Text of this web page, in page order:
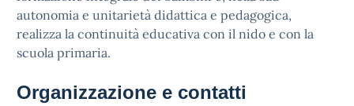
autonomia e unitarietà didattica e pedagogica,
realizza la continuità educativa con il nido e con la
scuola primaria.
Organizzazione e contatti